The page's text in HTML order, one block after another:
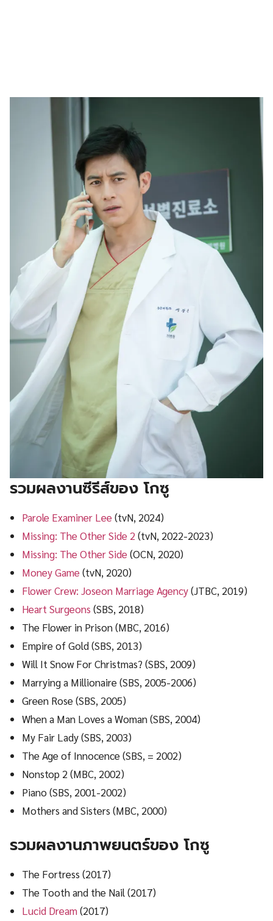
รวมผลงานซีรีส์ของ โกซู
Parole Examiner Lee(tvN, 2024)
Missing: The Other Side 2 (tvN, 2022-2023)
Missing: The Other Side(OCN, 2020)
Money Game(tvN, 2020)
Flower Crew: Joseon Marriage Agency(JTBC, 2019)
Heart Surgeons (SBS, 2018)
The Flower in Prison (MBC, 2016)
Empire of Gold (SBS, 2013)
Will It Snow For Christmas? (SBS, 2009)
Marrying a Millionaire (SBS, 2005-2006)
Green Rose (SBS, 2005)
When a Man Loves a Woman (SBS, 2004)
My Fair Lady (SBS, 2003)
The Age of Innocence (SBS, = 2002)
Nonstop 2 (MBC, 2002)
Piano (SBS, 2001-2002)
Mothers and Sisters (MBC, 2000)
รวมผลงานภาพยนตร์ของ โกซู
The Fortress (2017)
The Tooth and the Nail (2017)
Lucid Dream(2017)